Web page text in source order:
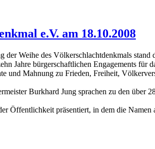
e.V. am 18.10.2008
Weihe des Völkerschlachtdenkmals
Jahre bürgerschaftlichen Engagements für
und Mahnung zu Frieden, Freiheit,
Burkhard Jung sprachen zu den über
Öffentlichkeit präsentiert, in dem die